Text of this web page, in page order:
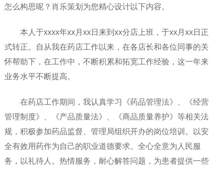
怎么构思呢？肖乐策划为您精心设计以下内容。
本人于xxxx年xx月xx日来到xx分店上班，于xx月xx日正
式转正。自从我在药店工作以来，在各店长和各位同事的关
怀帮助下，在工作中，不断积累和拓宽工作经验，这一年来
业务水平不断提高。
在药店工作期间，我认真学习《药品管理法》、《经营
管理制度》、《产品质量法》、《商品质量养护》等相关法
规，积极参加药品监督、管理局组织开办的岗位培训。以安
全有效用药作为自己的职业道德要求。全心全意为人民服
务，以礼待人。热情服务，耐心解答问题，为患者提供一些